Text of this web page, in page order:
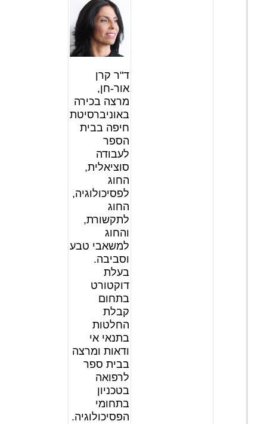
ד"ר קרן
אור-חן,
מרצה בכירה
באוניברסיטת
חיפה בבית
הספר
לעבודה
סוציאלית,
החוג
לפסיכולוגיה,
החוג
לתקשורת,
והחוג
למשאבי טבע
וסביבה.
בעלת
דוקטורט
בתחום
קבלת
החלטות
בתנאי אי
ודאות ומרצה
בבית ספר
לרפואה
בטכניון
בתחומי
הפסיכולוגיה.